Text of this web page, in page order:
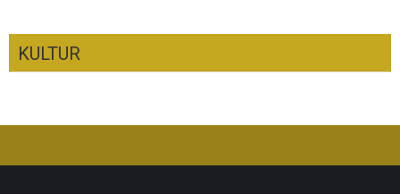
KULTUR
Folgerungen